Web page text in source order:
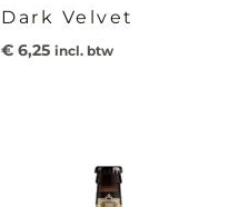
Dark Velvet
€ 6,25 incl. btw